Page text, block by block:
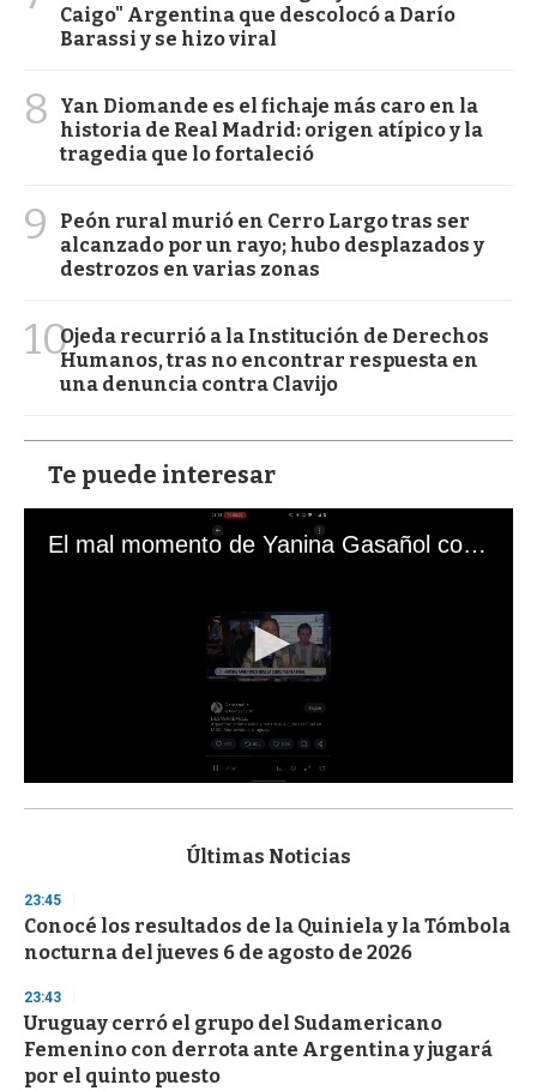
Caigo" Argentina que descolocó a Darío
Barassi y se hizo viral
8
Yan Diomande es el fichaje más caro en la
historia de Real Madrid: origen atípico y la
tragedia que lo fortaleció
9
Peón rural murió en Cerro Largo tras ser
alcanzado por un rayo; hubo desplazados y
destrozos en varias zonas
10Ojeda recurrió a la Institución de Derechos
Humanos, tras no encontrar respuesta en
una denuncia contra Clavijo
Te puede interesar
El mal momento de Yanina Gasañol con un hincha argentino en "Subrayado"
s
d
s
o
f
3
s
e
c
o
Últimas Noticias
23:45
Conocé los resultados de la Quiniela y la Tómbola
nocturna del jueves 6 de agosto de 2026
23:43
Uruguay cerró el grupo del Sudamericano
Femenino con derrota ante Argentina y jugará
por el quinto puesto